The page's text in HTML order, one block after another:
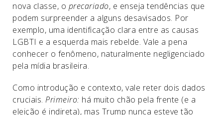
nova classe, o precariado, e enseja tendências que
podem surpreender a alguns desavisados. Por
exemplo, uma identificação clara entre as causas
LGBTI e a esquerda mais rebelde. Vale a pena
conhecer o fenômeno, naturalmente negligenciado
pela mídia brasileira.
Como introdução e contexto, vale reter dois dados
cruciais. Primeiro: há muito chão pela frente (e a
eleição é indireta), mas Trump nunca esteve tão